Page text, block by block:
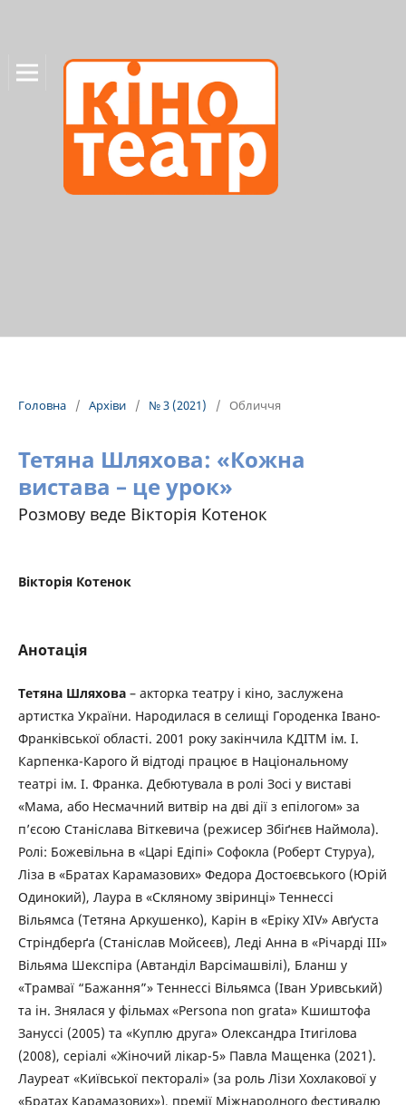
Головна / Архіви / № 3 (2021) / Обличчя
Тетяна Шляхова: «Кожна
вистава – це урок»
Розмову веде Вікторія Котенок
Вікторія Котенок
Анотація
Тетяна Шляхова – акторка театру і кіно, заслужена
артистка України. Народилася в селищі Городенка Івано-
Франківської області. 2001 року закінчила КДІТМ ім. І.
Карпенка-Карого й відтоді працює в Національному
театрі ім. І. Франка. Дебютувала в ролі Зосі у виставі
«Мама, або Несмачний витвір на дві дії з епілогом» за
п’єсою Станіслава Віткевича (режисер Збіґнєв Наймола).
Ролі: Божевільна в «Царі Едіпі» Софокла (Роберт Стуруа),
Ліза в «Братах Карамазових» Федора Достоєвського (Юрій
Одинокий), Лаура в «Скляному звіринці» Теннессі
Вільямса (Тетяна Аркушенко), Карін в «Еріку ХІV» Авґуста
Стріндберґа (Станіслав Мойсеєв), Леді Анна в «Річарді ІІІ»
Вільяма Шекспіра (Автанділ Варсімашвілі), Бланш у
«Трамваї “Бажання”» Теннессі Вільямса (Іван Уривський)
та ін. Знялася у фільмах «Persona non grata» Кшиштофа
Зануссі (2005) та «Куплю друга» Олександра Ітигілова
(2008), серіалі «Жіночий лікар-5» Павла Мащенка (2021).
Лауреат «Київської пекторалі» (за роль Лізи Хохлакової у
«Братах Карамазових»), премії Міжнародного фестивалю